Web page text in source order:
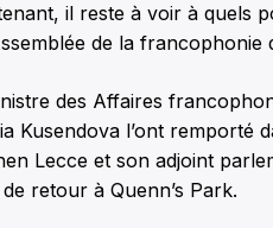
il reste à voir à quels
de la francophonie
des Affaires
Kusendova l’ont remporté
Lecce et son adjoint
retour à Quenn’s Park.